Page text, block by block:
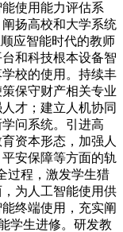
使用能力评估系
扬高校和大学系统
应智能时代的教师
和科技根本设备智
校的使用。持续丰
保守财产相关专业
才；建立人机协同
问系统。引进高
资本形态，加强人
安保障等方面的轨
过程，激发学生猎
为人工智能使用供
终端使用，充实阐
学生进修。研发教